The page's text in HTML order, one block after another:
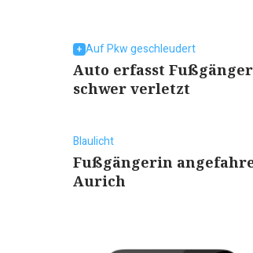
Auf Pkw geschleudert
Auto erfasst
schwer verletzt
Blaulicht
Fußgängerin
Aurich